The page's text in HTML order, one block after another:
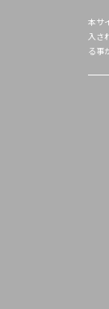
本サ
入さ
る事